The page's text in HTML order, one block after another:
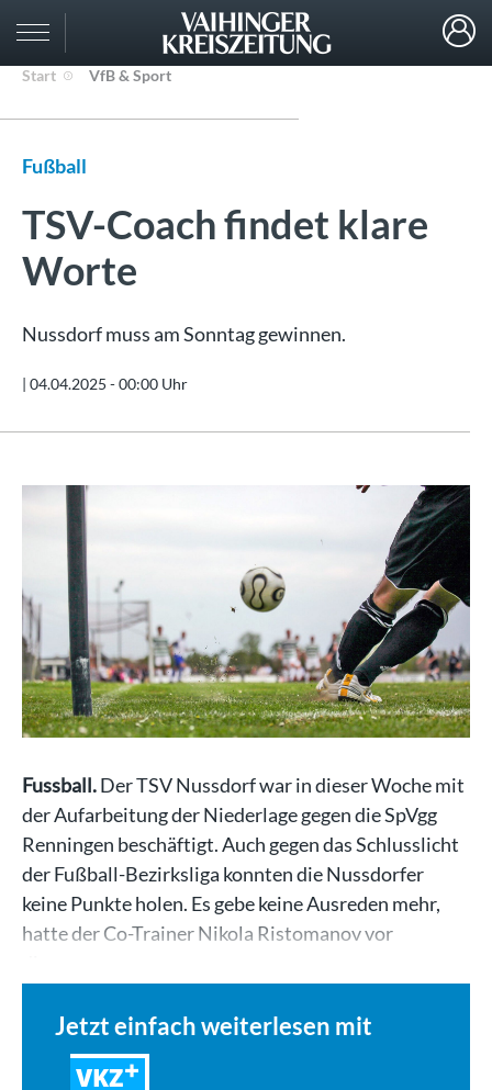
Start VfB & Sport
Fußball
TSV-Coach findet klare
Worte
Nussdorf muss am Sonntag gewinnen.
| 04.04.2025 - 00:00 Uhr
Fussball.Der TSV Nussdorf war in dieser Woche mit
der Aufarbeitung der Niederlage gegen die SpVgg
Renningen beschäftigt. Auch gegen das Schlusslicht
der Fußball-Bezirksliga konnten die Nussdorfer
keine Punkte holen. Es gebe keine Ausreden mehr,
hatte der Co-Trainer Nikola Ristomanov vor
Jetzt einfach weiterlesen mit
VKZ